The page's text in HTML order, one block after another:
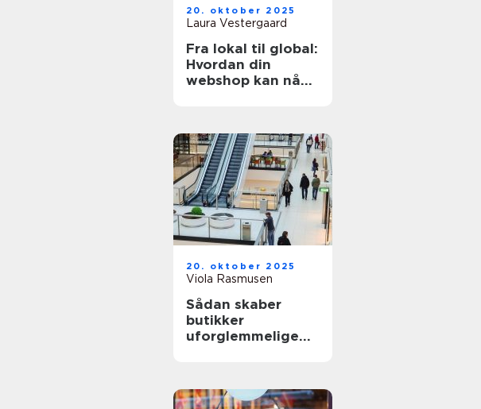
20. oktober 2025
Laura Vestergaard
Fra lokal til global:
Hvordan din
webshop kan nå
20. oktober 2025
Viola Rasmusen
Sådan skaber
butikker
uforglemmelige